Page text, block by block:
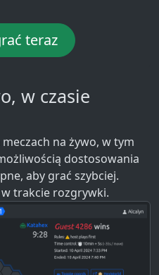
teraz
w czasie
na żywo, w tym
dostosowania
aby grać szybciej.
trakcie rozgrywki.